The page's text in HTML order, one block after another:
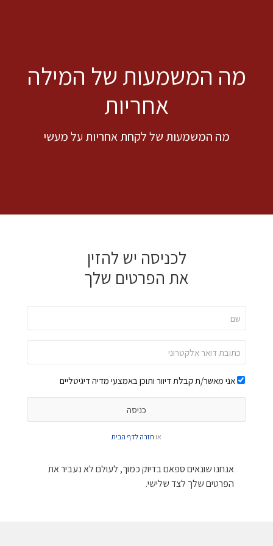
מה המשמעות של המילה
אחריות
מה המשמעות של לקחת אחריות על מעשי
לכניסה יש להזין
את הפרטים שלך
אני מאשר/ת קבלת דיוור ותוכן באמצעי מדיה דיגיטליים
או חזרה לדף הבית
אנחנו שונאים ספאם בדיוק כמוך, לעולם לא נעביר את
הפרטים שלך לצד שלישי.